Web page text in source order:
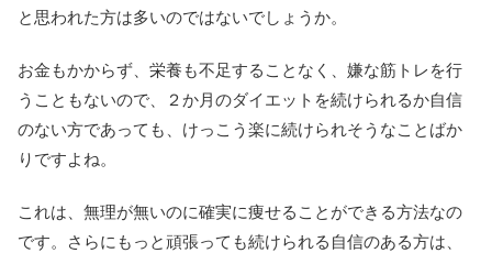
と思われた方は多いのではないでしょうか。
お金もかからず、栄養も不足することなく、嫌な筋トレを行
うこともないので、２か月のダイエットを続けられるか自信
のない方であっても、けっこう楽に続けられそうなことばか
りですよね。
これは、無理が無いのに確実に痩せることができる方法なの
です。さらにもっと頑張っても続けられる自信のある方は、